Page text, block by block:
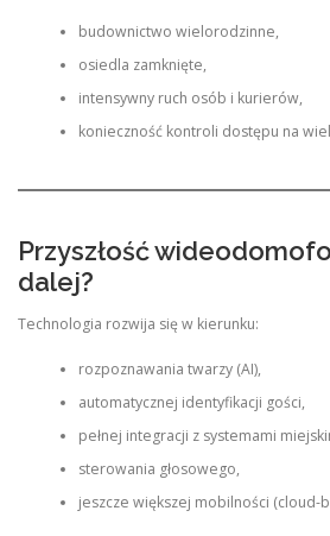
budownictwo wielorodzinne,
osiedla zamknięte,
intensywny ruch osób i kurierów,
konieczność kontroli dostępu na
Przyszłość
dalej?
Technologia rozwija się w kierunku:
rozpoznawania twarzy (AI),
automatycznej identyfikacji gości,
pełnej integracji z systemami
sterowania głosowego,
jeszcze większej mobilności (cloud-